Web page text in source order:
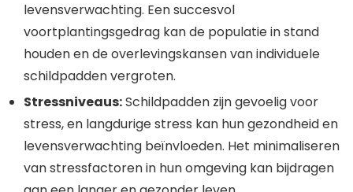
levensverwachting. Een succesvol
voortplantingsgedrag kan de populatie in stand
houden en de overlevingskansen van individuele
schildpadden vergroten.
Stressniveaus:Schildpadden zijn gevoelig voor
stress, en langdurige stress kan hun gezondheid en
levensverwachting beïnvloeden. Het minimaliseren
van stressfactoren in hun omgeving kan bijdragen